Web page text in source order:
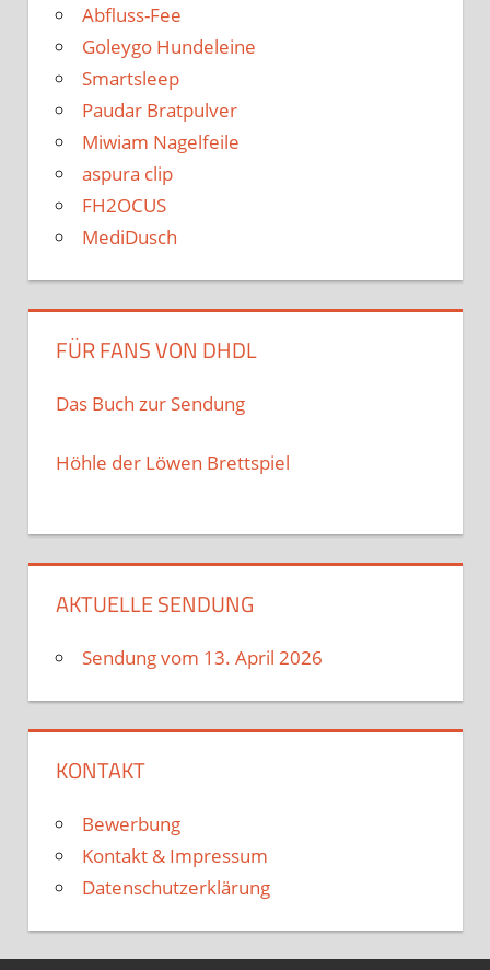
Abfluss-Fee
Goleygo Hundeleine
Smartsleep
Paudar Bratpulver
Miwiam Nagelfeile
aspura clip
FH2OCUS
MediDusch
FÜR FANS VON DHDL
Das Buch zur Sendung
Höhle der Löwen Brettspiel
AKTUELLE SENDUNG
Sendung vom 13. April 2026
KONTAKT
Bewerbung
Kontakt & Impressum
Datenschutzerklärung